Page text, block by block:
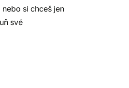
si chceš jen
své